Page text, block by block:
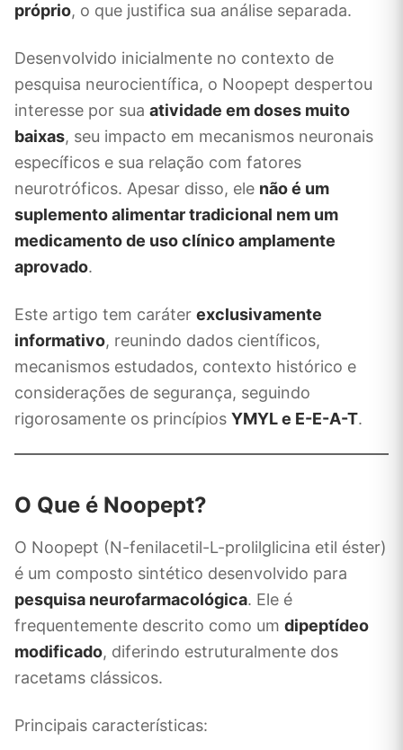
próprio, o que justifica sua análise separada.
Desenvolvido inicialmente no contexto de
pesquisa neurocientífica, o Noopept despertou
interesse por sua atividade em doses muito
baixas, seu impacto em mecanismos neuronais
específicos e sua relação com fatores
neurotróficos. Apesar disso, ele não é um
suplemento alimentar tradicional nem um
medicamento de uso clínico amplamente
aprovado.
Este artigo tem caráter exclusivamente
informativo, reunindo dados científicos,
mecanismos estudados, contexto histórico e
considerações de segurança, seguindo
rigorosamente os princípios YMYL e E-E-A-T.
O Que é Noopept?
O Noopept (N-fenilacetil-L-prolilglicina etil éster)
é um composto sintético desenvolvido para
pesquisa neurofarmacológica. Ele é
frequentemente descrito como um dipeptídeo
modificado, diferindo estruturalmente dos
racetams clássicos.
Principais características: